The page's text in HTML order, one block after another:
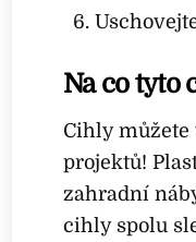
Na co tyto
Cihly
projektů!
zahradní
cihly spolu